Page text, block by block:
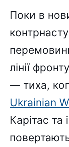
Поки в
лінії
— тиха,
Ukrainian
Карітас та